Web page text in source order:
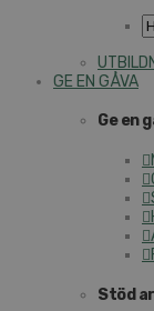
GE EN GÅVA
Ge en
Stöd